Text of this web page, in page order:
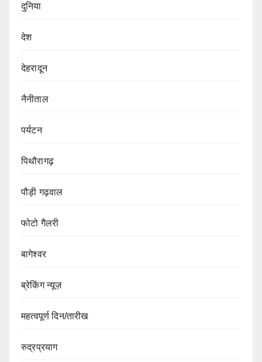
दुनिया
देश
देहरादून
नैनीताल
पर्यटन
पिथौरागढ़
पौड़ी गढ़वाल
फोटो गैलरी
बागेश्वर
ब्रेकिंग न्यूज़
महत्वपूर्ण दिन/तारीख
रुद्रप्रयाग